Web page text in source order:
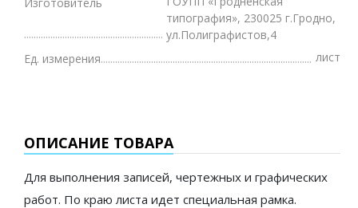
типография», 230025 г.Гродно,
ул.Полиграфистов,4
Ед. измерения
лист
ОПИСАНИЕ ТОВАРА
Для выполнения записей, чертежных и графических
работ. По краю листа идет специальная рамка.